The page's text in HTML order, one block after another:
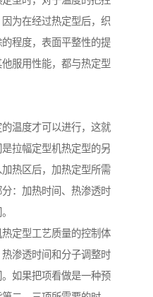
为在经过热定型后，织
程度，表面平整性的提
服用性能，都与热定型
温度才可以进行，这就
拉幅定型机热定型的另
热区后，加热定型所需
：加热时间、热渗透时
定型工艺质量的控制体
渗透时间和分子调整时
如果把项看做是一种预